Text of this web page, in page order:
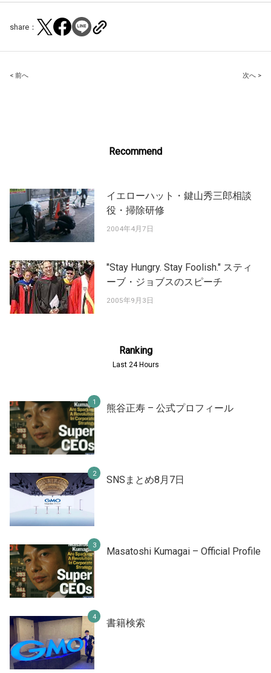
share：
Post
< 前へ 次へ >
Recommend
イエローハット・鍵山秀三郎相談
役・掃除研修
2004年4月7日
"Stay Hungry. Stay Foolish." スティ
ーブ・ジョブスのスピーチ
2005年9月3日
Ranking
Last 24 Hours
熊谷正寿 – 公式プロフィール
SNSまとめ8月7日
Masatoshi Kumagai – Official Profile
書籍検索